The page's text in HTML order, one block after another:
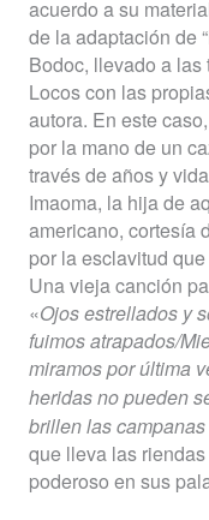
acuerdo a su
de la adaptación de
Bodoc, llevado a
Locos con las
autora. En este
por la mano de un
través de años y
Imaoma, la hija de
americano, cortesía
por la esclavitud
Una vieja canción
«Ojos estrellados y
fuimos atrapados/
miramos por última
heridas no pueden
brillen las
que lleva las
poderoso en sus